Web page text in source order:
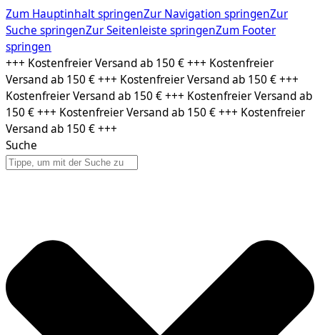
Zum Hauptinhalt springenZur Navigation springenZur
Suche springenZur Seitenleiste springenZum Footer
springen
Zum
Inhalt
springen
+++ Kostenfreier Versand ab 150 € +++ Kostenfreier
Versand ab 150 € +++ Kostenfreier Versand ab 150 € +++
Kostenfreier Versand ab 150 € +++ Kostenfreier Versand ab
150 € +++ Kostenfreier Versand ab 150 € +++ Kostenfreier
Versand ab 150 € +++
Suche